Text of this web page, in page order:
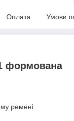
Оплата Умови
формована
ремені